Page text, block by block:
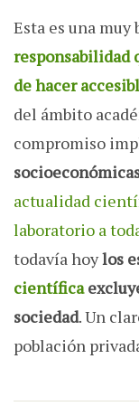
Esta es una
responsabilidad
de hacer
del ámbito
compromiso
actualidad
laboratorio a
todavía hoylos
científica
sociedad. Un
población